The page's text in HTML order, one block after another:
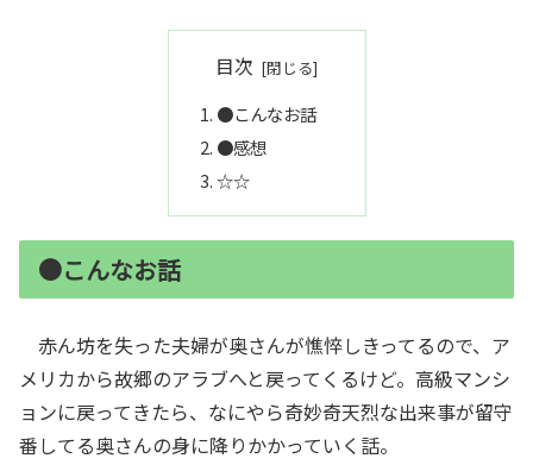
目次
●こんなお話
●感想
☆☆
●こんなお話
赤ん坊を失った夫婦が奥さんが憔悴しきってるので、ア
メリカから故郷のアラブへと戻ってくるけど。高級マンシ
ョンに戻ってきたら、なにやら奇妙奇天烈な出来事が留守
番してる奥さんの身に降りかかっていく話。